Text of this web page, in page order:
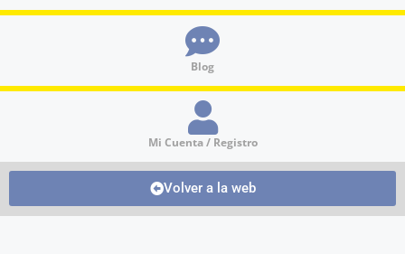
Blog
Mi Cuenta / Registro
Volver a la web